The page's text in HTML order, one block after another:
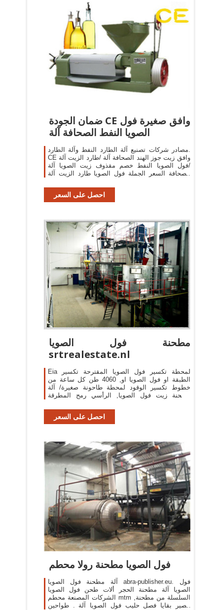
ضمان الجودة CE وافق صغيرة فول
الصويا النفط الصحافة آلة
مصادر شركات تصنيع آلة الطارد النفط وآلة الطارد.
CE وافق زيت جوز الهند الصحافة آلة /طارد الزيت آلة
/فول الصويا النفط خصم مقذوف زيت الصويا آلة
الصحافة السعر الجملة فول الصويا طارد الزيت آلة
احصل على السعر
مطحنة فول الصويا
srtrealestate.nl
Eia لمحطة تكسير فول الصويا المقترحة تكسير
الطبقة او فول الصويا او, 4060 طن كل ساعة من
خطوط تكسير الوقود لمحطة طاحونة صغيرة/ آلة
مطحنة زيت فول الصويا, الرأسي رمح المطرقة
احصل على السعر
فول الصويا مطحنة رولا محطم
آلة مطحنة فول الصويا abra-publisher.eu. فول
الصويا آلة مطحنة الحجر ألات طحن فول الصويا
الشركات المصنعة محطم mtm السلسلة من مطحنة,
عصير بقايا فصل حليب فول الصويا آلة . طواحين